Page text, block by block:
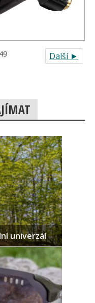
Další ►
univerzál